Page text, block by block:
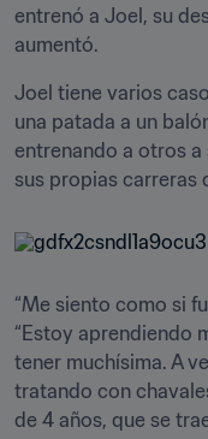
entrenó a Joel, su
aumentó.
Joel tiene varios
una patada a un
entrenando a otros
sus propias carreras
“Me siento como si
“Estoy aprendiendo
tener muchísima. A
tratando con
de 4 años, que se